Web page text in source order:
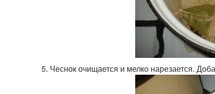
Чеснок очищается и мелко нарезается.